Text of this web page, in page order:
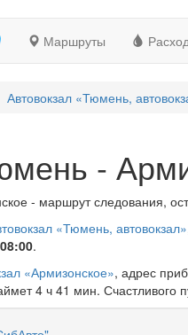
Маршруты
Автовокзал «Тюмень,
-
- маршрут следования,
«Тюмень, автовокзал»
08:00.
«Армизонское», адрес
4 ч 41 мин. Счастливого